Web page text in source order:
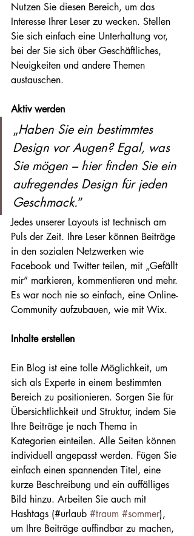
Nutzen Sie diesen Bereich, um das
Interesse Ihrer Leser zu wecken. Stellen
Sie sich einfach eine Unterhaltung vor,
bei der Sie sich über Geschäftliches,
Neuigkeiten und andere Themen
austauschen.
Aktiv werden
„Haben Sie ein bestimmtes
Design vor Augen? Egal, was
Sie mögen – hier finden Sie ein
aufregendes Design für jeden
Geschmack.”
Jedes unserer Layouts ist technisch am
Puls der Zeit. Ihre Leser können Beiträge
in den sozialen Netzwerken wie
Facebook und Twitter teilen, mit „Gefällt
mir” markieren, kommentieren und mehr.
Es war noch nie so einfach, eine Online-
Community aufzubauen, wie mit Wix.
Inhalte erstellen
Ein Blog ist eine tolle Möglichkeit, um
sich als Experte in einem bestimmten
Bereich zu positionieren. Sorgen Sie für
Übersichtlichkeit und Struktur, indem Sie
Ihre Beiträge je nach Thema in
Kategorien einteilen. Alle Seiten können
individuell angepasst werden. Fügen Sie
einfach einen spannenden Titel, eine
kurze Beschreibung und ein auffälliges
Bild hinzu. Arbeiten Sie auch mit
Hashtags (#urlaub #traum #sommer),
um Ihre Beiträge auffindbar zu machen,